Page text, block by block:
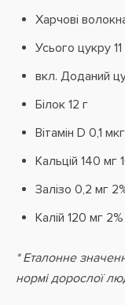
Харчові
Усього цукру 11
вкл. Доданий
Білок 12 г
Вітамін D 0,1
Кальцій 140 мг
Залізо 0,2 мг
Калій 120 мг 2%
* Еталонне
нормі дорослої